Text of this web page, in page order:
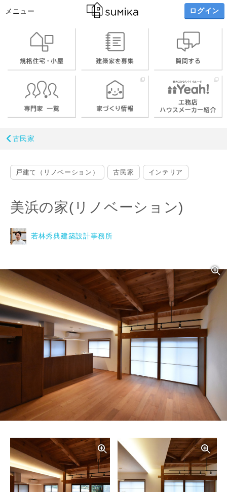
メニュー ログイン
古民家
戸建て（リノベーション） 古民家 インテリア
美浜の家(リノベーション)
若林秀典建築設計事務所
写真を拡大する